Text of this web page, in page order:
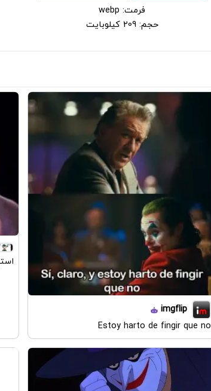
فرمت: webp
حجم: 209 کیلوبایت
imgflip
Estoy harto de fingir que no